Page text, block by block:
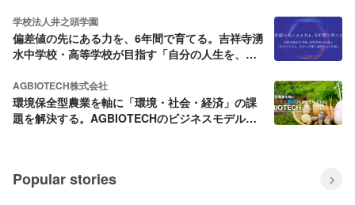
学校法人井之頭学園
偏差値の先にある力を、6年間で育てる。吉祥寺湧
水中学校・高等学校が目指す「自分の人生を、自
AGBIOTECH株式会社
環境保全型農業を軸に「環境・社会・経済」の課
題を解決する。AGBIOTECHのビジネスモデルと
Popular stories